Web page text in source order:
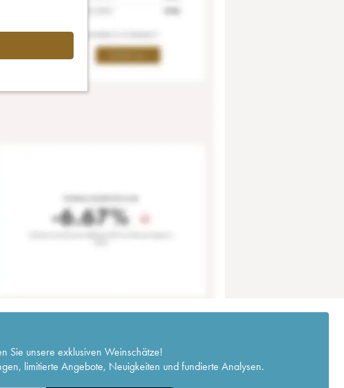
Sie unsere exklusiven Weinschätze!
limitierte Angebote, Neuigkeiten und fundierte Analysen.